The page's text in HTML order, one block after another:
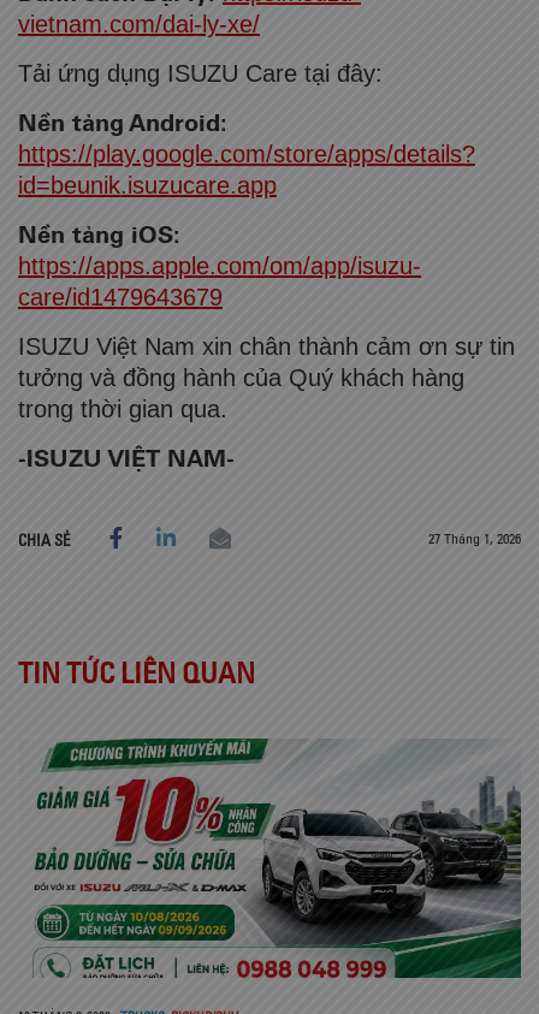
vietnam.com/dai-ly-xe/
Tải ứng dụng ISUZU Care tại đây:
Nền tảng Android:
https://play.google.com/store/apps/details?
id=beunik.isuzucare.app
Nền tảng iOS:
https://apps.apple.com/om/app/isuzu-
care/id1479643679
ISUZU Việt Nam xin chân thành cảm ơn sự tin
tưởng và đồng hành của Quý khách hàng
trong thời gian qua.
-ISUZU VIỆT NAM-
CHIA SẺ 27 Tháng 1, 2026
TIN TỨC LIÊN QUAN